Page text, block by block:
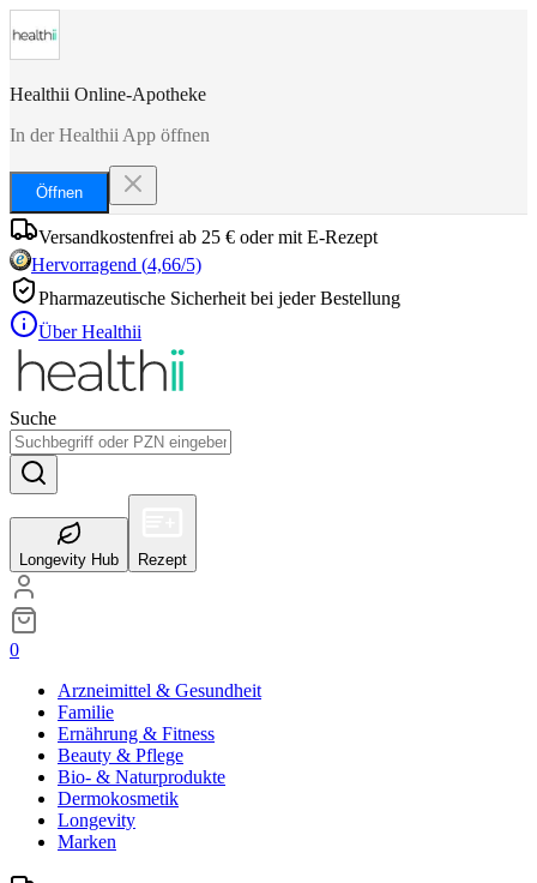
Healthii Online-Apotheke
In der Healthii App öffnen
Öffnen
Versandkostenfrei ab 25 € oder mit E-Rezept
Hervorragend (4,66/5)
Pharmazeutische Sicherheit bei jeder Bestellung
Über Healthii
Suche
Longevity Hub Rezept
0
Arzneimittel & Gesundheit
Familie
Ernährung & Fitness
Beauty & Pflege
Bio- & Naturprodukte
Dermokosmetik
Longevity
Marken